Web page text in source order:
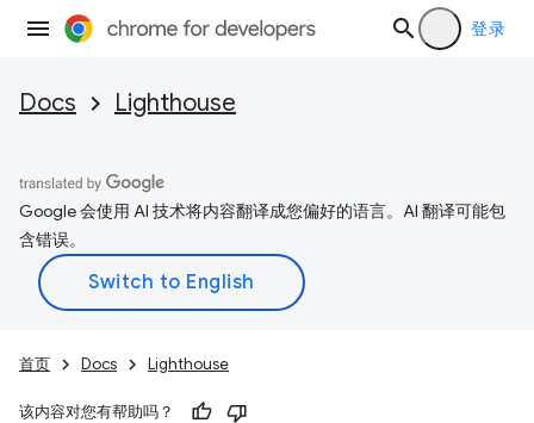
登录
Docs Lighthouse
Google 会使用 AI 技术将内容翻译成您偏好的语言。AI 翻译可能包
含错误。
首页 Docs Lighthouse
该内容对您有帮助吗？